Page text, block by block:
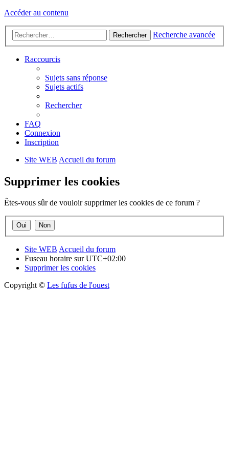
Accéder au contenu
Rechercher Recherche avancée
Raccourcis
Sujets sans réponse
Sujets actifs
Rechercher
FAQ
Connexion
Inscription
Site WEB Accueil du forum
Supprimer les cookies
Êtes-vous sûr de vouloir supprimer les cookies de ce forum ?
Site WEB Accueil du forum
Fuseau horaire surUTC+02:00
Supprimer les cookies
Copyright © Les fufus de l'ouest